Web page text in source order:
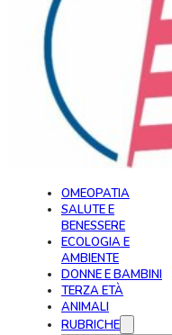
OMEOPATIA
SALUTE E
BENESSERE
ECOLOGIA E
AMBIENTE
DONNE E BAMBINI
TERZA ETÀ
ANIMALI
RUBRICHE